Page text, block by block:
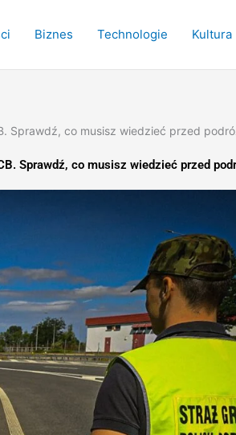
Biznes Technologie Kultura
Sprawdź, co musisz wiedzieć przed
Sprawdź, co musisz wiedzieć przed